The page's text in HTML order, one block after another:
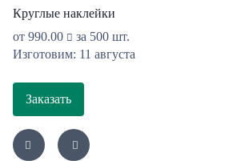
Круглые наклейки
от 990.00
за 500 шт.
Изготовим: 11 августа
Заказать